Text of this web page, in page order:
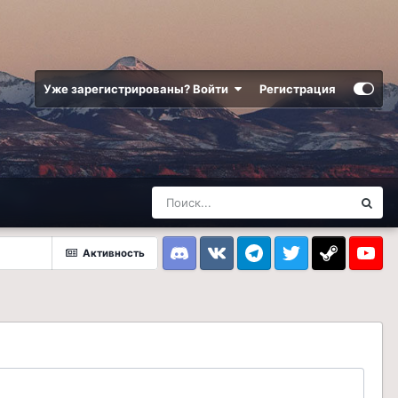
Уже зарегистрированы? Войти Регистрация
Активность
DiscordVK TelegramTwitter Steam